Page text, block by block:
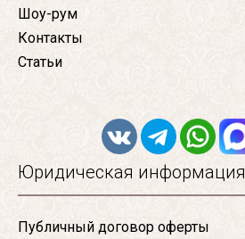
Шоу-рум
Контакты
Статьи
Юридическая информация
Публичный договор оферты